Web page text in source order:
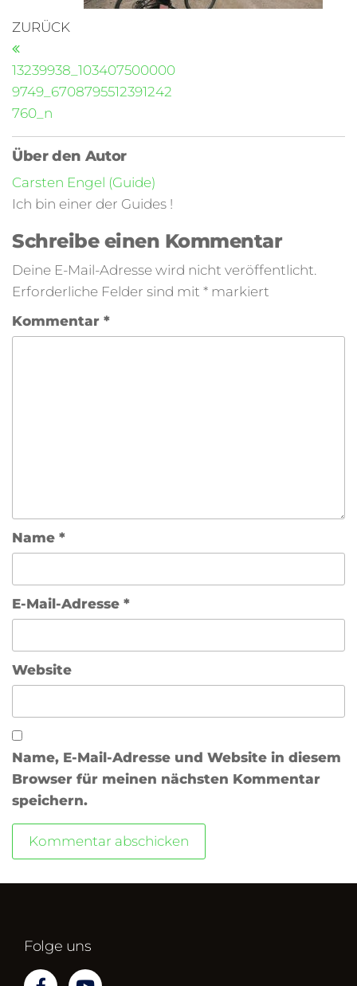
ZURÜCK
13239938_103407500000
9749_6708795512391242
760_n
Über den Autor
Carsten Engel (Guide)
Ich bin einer der Guides !
Schreibe einen Kommentar
Deine E-Mail-Adresse wird nicht veröffentlicht.
Erforderliche Felder sind mit * markiert
Kommentar *
Name *
E-Mail-Adresse *
Website
Name, E-Mail-Adresse und Website in diesem
Browser für meinen nächsten Kommentar
speichern.
Folge uns